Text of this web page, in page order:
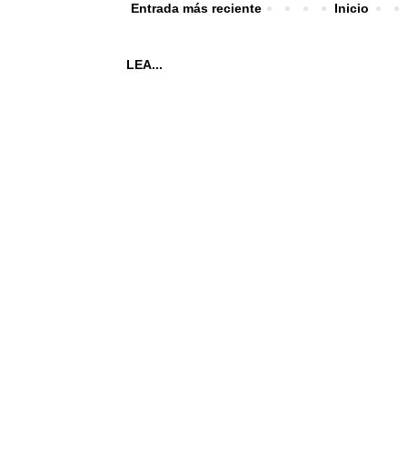
Entrada más reciente Inicio
LEA...